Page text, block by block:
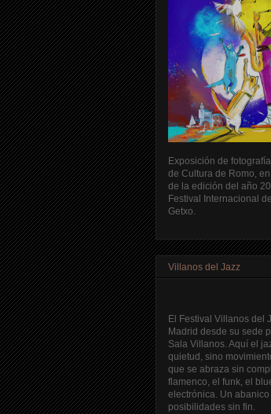
Exposición de
de Cultura de Romo,
de la edición del año
Festival Internacional
Getxo.
Villanos del Jazz
El Festival Villanos del
Madrid desde su sede
Sala Villanos. Aquí el
quietud, sino
que se abraza sin
flamenco, el funk, el
electrónica. Un abanico
posibilidades sin fin.